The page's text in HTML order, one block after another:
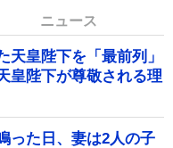
ニュース
皇陛下を「最前列」
陛下が尊敬される理
った日、妻は2人の子